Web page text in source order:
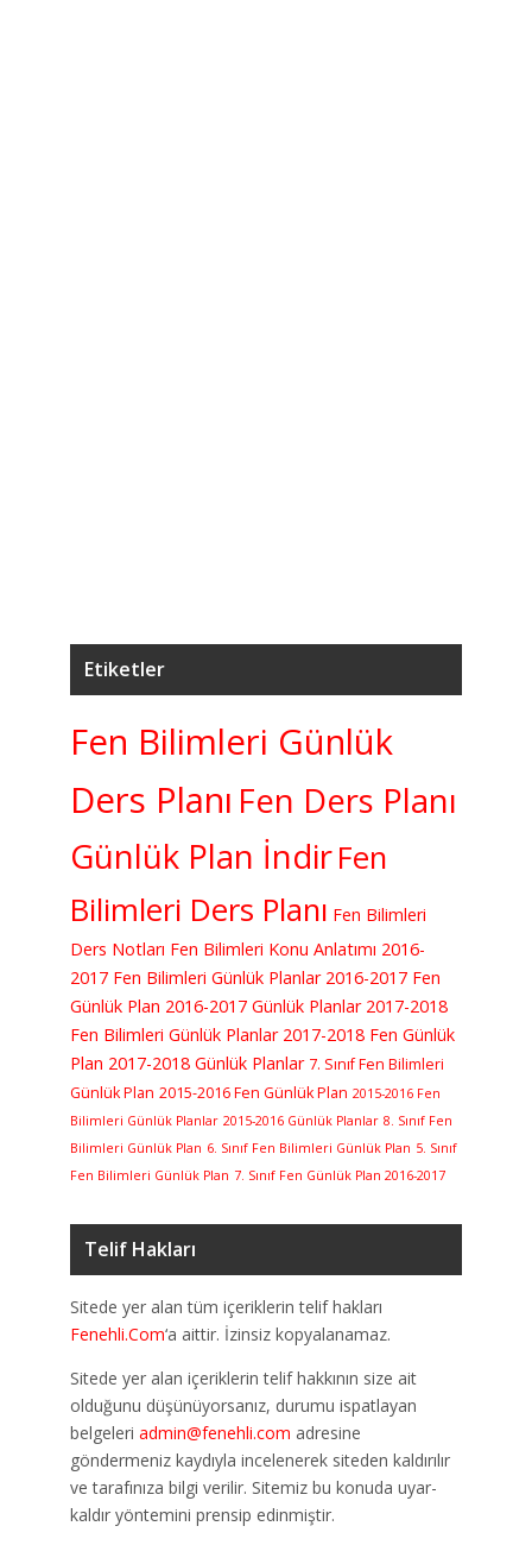
Etiketler
Fen Bilimleri Günlük
Ders Planı Fen Ders Planı
Günlük Plan İndirFen
Bilimleri Ders Planı Fen Bilimleri
Ders Notları Fen Bilimleri Konu Anlatımı 2016-
2017 Fen Bilimleri Günlük Planlar 2016-2017 Fen
Günlük Plan 2016-2017 Günlük Planlar 2017-2018
Fen Bilimleri Günlük Planlar 2017-2018 Fen Günlük
Plan 2017-2018 Günlük Planlar 7. Sınıf Fen Bilimleri
Günlük Plan 2015-2016 Fen Günlük Plan 2015-2016 Fen
Bilimleri Günlük Planlar 2015-2016 Günlük Planlar 8. Sınıf Fen
Bilimleri Günlük Plan 6. Sınıf Fen Bilimleri Günlük Plan 5. Sınıf
Fen Bilimleri Günlük Plan 7. Sınıf Fen Günlük Plan 2016-2017
Telif Hakları
Sitede yer alan tüm içeriklerin telif hakları
Fenehli.Com‘a aittir. İzinsiz kopyalanamaz.
Sitede yer alan içeriklerin telif hakkının size ait
olduğunu düşünüyorsanız, durumu ispatlayan
belgeleri admin@fenehli.com adresine
göndermeniz kaydıyla incelenerek siteden kaldırılır
ve tarafınıza bilgi verilir. Sitemiz bu konuda uyar-
kaldır yöntemini prensip edinmiştir.